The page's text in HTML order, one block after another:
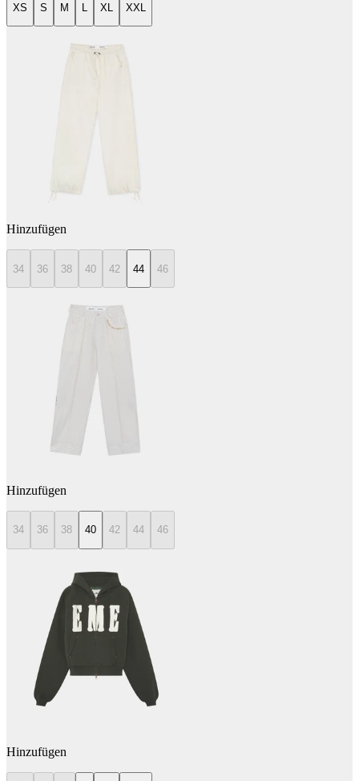
XS S M L XL XXL
Hinzufügen
34 36 38 40 42 44 46
Hinzufügen
34 36 38 40 42 44 46
Hinzufügen